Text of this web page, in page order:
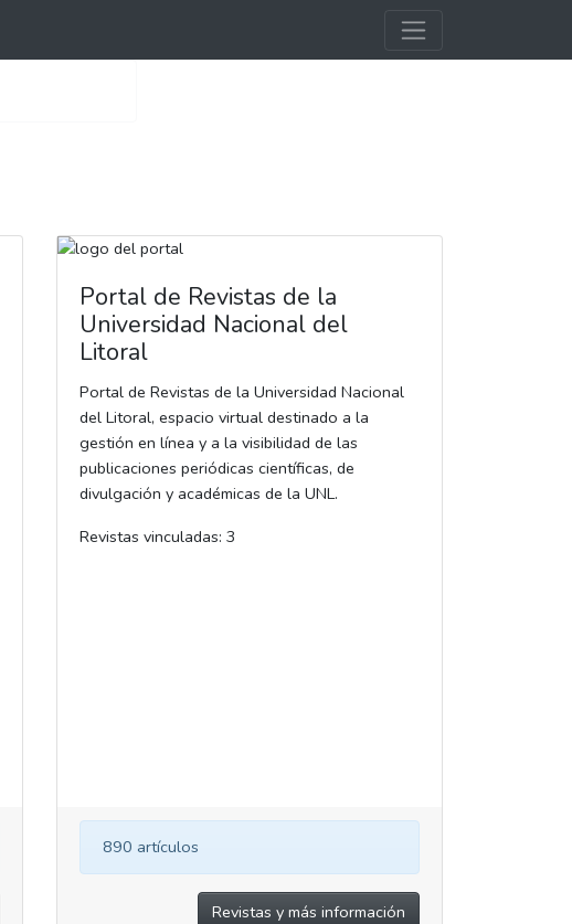
Portal de Revistas de la
Universidad Nacional del
Litoral
Portal de Revistas de la Universidad Nacional
del Litoral, espacio virtual destinado a la
gestión en línea y a la visibilidad de las
publicaciones periódicas científicas, de
divulgación y académicas de la UNL.
Revistas vinculadas: 3
890 artículos
Revistas y más información